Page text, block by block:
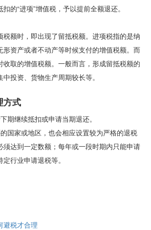
的“进项”增值税，予以提前全额退还。
税额时，即出现了留抵税额。进项税指的是纳
形资产或者不动产等时候支付的增值税额。而
收取的增值税额。一般而言，形成留抵税额的
投资、货物生产周期较长等。
方式
期继续抵扣或申请当期退还。
国家或地区，也会相应设置较为严格的退税
须达到一定数额；每年或一段时期内只能申请
行业申请退税等。
避税才合理